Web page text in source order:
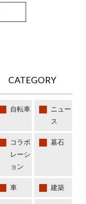
CATEGORY
自転車
ニュー
ス
コラボ
レーシ
ョン
墓石
車 建築